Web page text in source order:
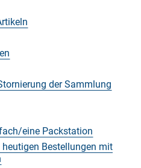
der Sammlung
eine Packstation
Bestellungen mit